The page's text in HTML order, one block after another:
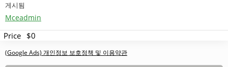
게시됨
Mceadmin
Price $0
(Google Ads) 개인정보 보호정책 및 이용약관